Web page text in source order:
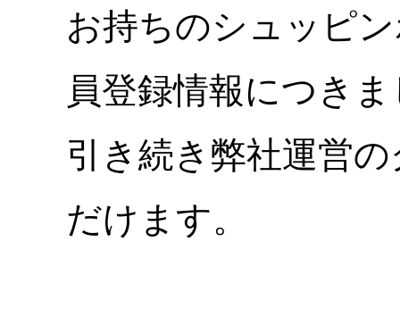
お持ちのシュッピ
員登録情報につき
引き続き弊社運営
だけます。